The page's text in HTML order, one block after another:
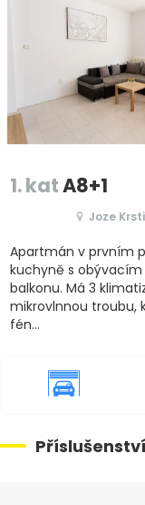
1. katA8+1
Joze
Apartmán v prvním
kuchyně s obývacím
balkonu. Má 3
mikrovlnnou troubu,
fén…
Příslušenství